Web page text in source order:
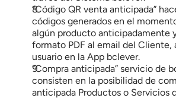
“Código QR venta anticipada”
códigos generados en el
algún producto anticipadamente
formato PDF al email del Cliente,
usuario en la App bclever.
“Compra anticipada” servicio de
consisten en la posibilidad de
anticipada Productos o Servicios